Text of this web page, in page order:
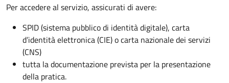
Per accedere al servizio, assicurati di avere:
SPID (sistema pubblico di identità digitale), carta
d’identità elettronica (CIE) o carta nazionale dei servizi
(CNS)
tutta la documentazione prevista per la presentazione
della pratica.